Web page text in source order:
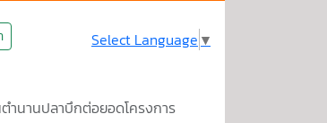
Select Language ▼
ำนานปลาบึกต่อยอดโครงการ